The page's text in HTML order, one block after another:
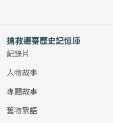
搶救遷臺歷史記憶庫
紀錄片
人物故事
專題故事
舊物絮語